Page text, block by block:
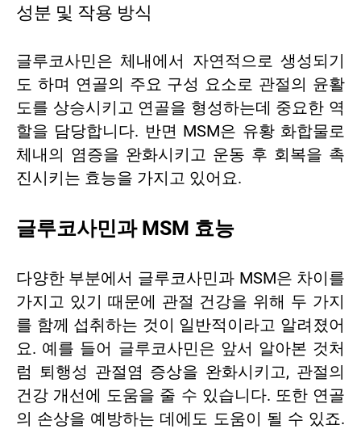
성분 및 작용 방식
글루코사민은 체내에서 자연적으로 생성되기
도 하며 연골의 주요 구성 요소로 관절의 윤활
도를 상승시키고 연골을 형성하는데 중요한 역
할을 담당합니다. 반면 MSM은 유황 화합물로
체내의 염증을 완화시키고 운동 후 회복을 촉
진시키는 효능을 가지고 있어요.
글루코사민과 MSM 효능
다양한 부분에서 글루코사민과 MSM은 차이를
가지고 있기 때문에 관절 건강을 위해 두 가지
를 함께 섭취하는 것이 일반적이라고 알려졌어
요. 예를 들어 글루코사민은 앞서 알아본 것처
럼 퇴행성 관절염 증상을 완화시키고, 관절의
건강 개선에 도움을 줄 수 있습니다. 또한 연골
의 손상을 예방하는 데에도 도움이 될 수 있죠.